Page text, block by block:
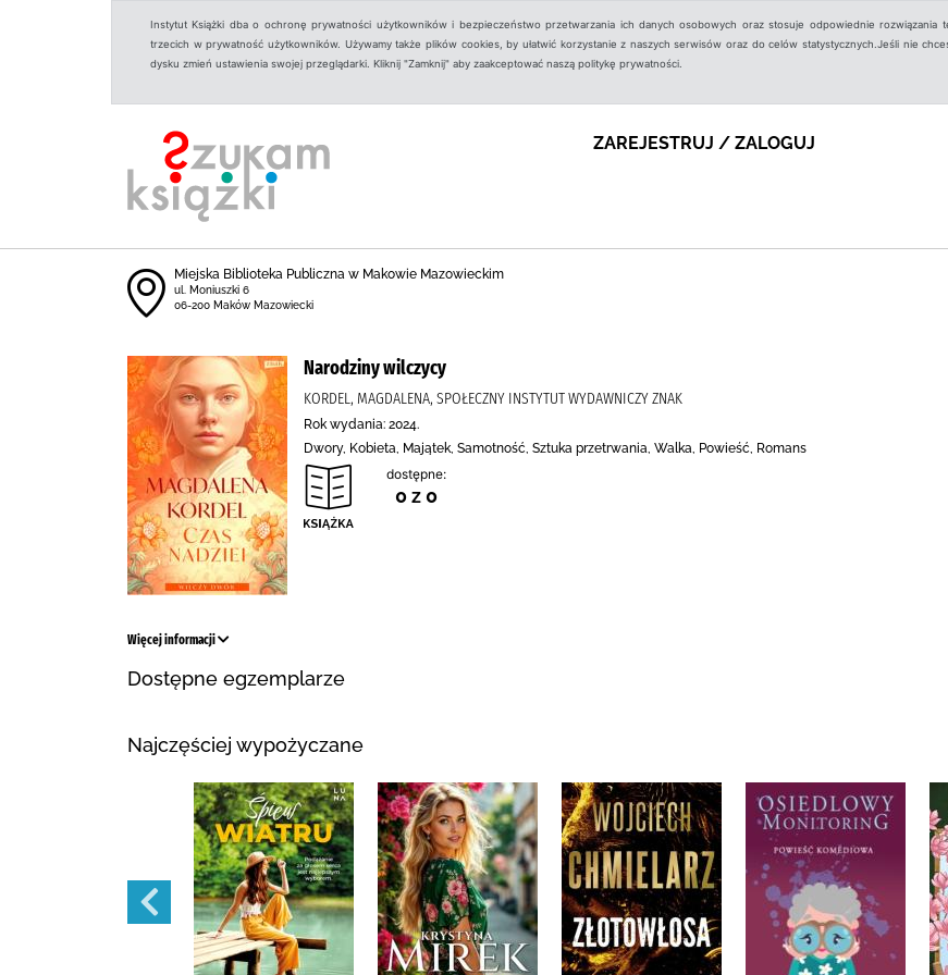
Instytut Książki dba o ochronę prywatności użytkowników i bezpieczeństwo przetwarzania ich danych osobowych oraz stosuje odpowiednie rozwiązania
trzecich w prywatność użytkowników. Używamy także plików cookies, by ułatwić korzystanie z naszych serwisów oraz do celów statystycznych.Jeśli nie
dysku zmień ustawienia swojej przeglądarki. Kliknij "Zamknij" aby zaakceptować naszą politykę prywatności.
ZAREJESTRUJ / ZALOGUJ
Miejska Biblioteka Publiczna w Makowie Mazowieckim
ul. Moniuszki 6
06-200 Maków Mazowiecki
Narodziny wilczycy
KORDEL, MAGDALENA, SPOŁECZNY INSTYTUT WYDAWNICZY ZNAK
Rok wydania: 2024.
Dwory, Kobieta, Majątek, Samotność, Sztuka przetrwania, Walka, Powieść, Romans
dostępne:
0 z 0
Więcej informacji
Dostępne egzemplarze
Najczęściej wypożyczane